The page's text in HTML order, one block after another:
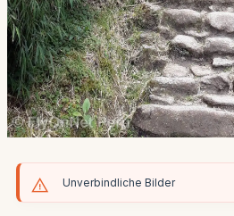
Unverbindliche Bilder